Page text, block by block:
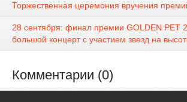
Торжественная церемония вручения
28 сентября: финал премии GOLDEN PET
большой концерт с участием звезд на
Комментарии (0)